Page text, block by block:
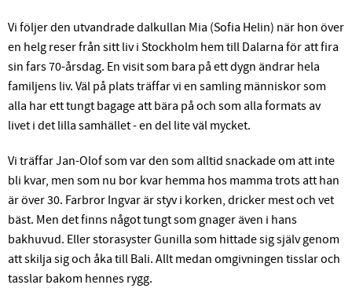
Vi följer den utvandrade dalkullan Mia (Sofia Helin) när hon över
en helg reser från sitt liv i Stockholm hem till Dalarna för att fira
sin fars 70-årsdag. En visit som bara på ett dygn ändrar hela
familjens liv. Väl på plats träffar vi en samling människor som
alla har ett tungt bagage att bära på och som alla formats av
livet i det lilla samhället - en del lite väl mycket.
Vi träffar Jan-Olof som var den som alltid snackade om att inte
bli kvar, men som nu bor kvar hemma hos mamma trots att han
är över 30. Farbror Ingvar är styv i korken, dricker mest och vet
bäst. Men det finns något tungt som gnager även i hans
bakhuvud. Eller storasyster Gunilla som hittade sig själv genom
att skilja sig och åka till Bali. Allt medan omgivningen tisslar och
tasslar bakom hennes rygg.